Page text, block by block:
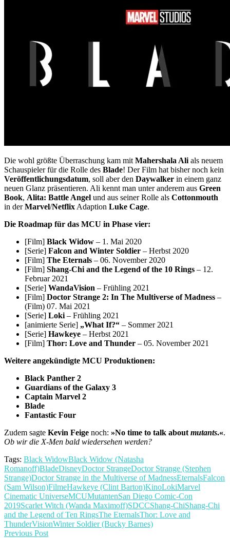
Die wohl größte Überraschung kam mit Mahershala Ali als neuem
Schauspieler für die Rolle des Blade! Der Film hat bisher noch kein
Veröffentlichungsdatum, soll aber den Daywalker in einem ganz
neuen Glanz präsentieren. Ali kennt man unter anderem aus Green
Book, Alita: Battle Angel und aus seiner Rolle als Cottonmouth
in derMarvel/Netflix Adaption Luke Cage.
Die Roadmap für das MCU in Phase vier:
[Film] Black Widow – 1. Mai 2020
[Serie] Falcon and Winter Soldier – Herbst 2020
[Film] The Eternals – 06. November 2020
[Film] Shang-Chi and the Legend of the 10 Rings – 12.
Februar 2021
[Serie] WandaVision – Frühling 2021
[Film] Doctor Strange 2: In The Multiverse of Madness –
(Film) 07. Mai 2021
[Serie] Loki – Frühling 2021
[animierte Serie] „What If?“ – Sommer 2021
[Serie] Hawkeye – Herbst 2021
[Film] Thor: Love and Thunder – 05. November 2021
Weitere angekündigte MCU Produktionen:
Black Panther 2
Guardians of the Galaxy 3
Captain Marvel 2
Blade
Fantastic Four
Zudem sagte Kevin Feige noch: »No time to talk about mutants.«.
Ob wir die X-Men bald wiedersehen werden?
Tags: Black WidowBlack Widow (Natasha
Romanoff)BladeDisneyDoctor StrangeDoctor Strange (Stephen
Strange)Doctor Strange in the Multiverse of MadnessEternalsFalcon
(Sam Wilson)FilmeHawkeye (Clint Barton)KinoLokiMarvel
Cinematic UniverseMCUMutantenSan Diego Comic-Con
2019Scarlet Witch (Wanda Maximoff)SDCCShang-ChiShang-Chi
and the Legend of Ten RingsThe EternalsThor: Love and
ThunderVisionWinter Soldier (Bucky Barnes)
Previous Post